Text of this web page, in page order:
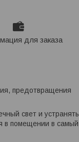
для заказа
предотвращения
свет и устранять
в помещении в самый